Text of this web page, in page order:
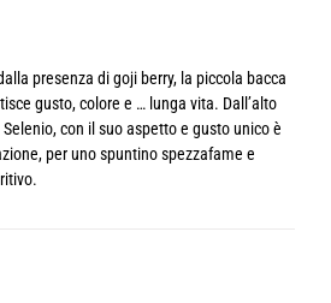
presenza di goji berry, la piccola bacca
gusto, colore e … lunga vita. Dall’alto
con il suo aspetto e gusto unico è
per uno spuntino spezzafame e